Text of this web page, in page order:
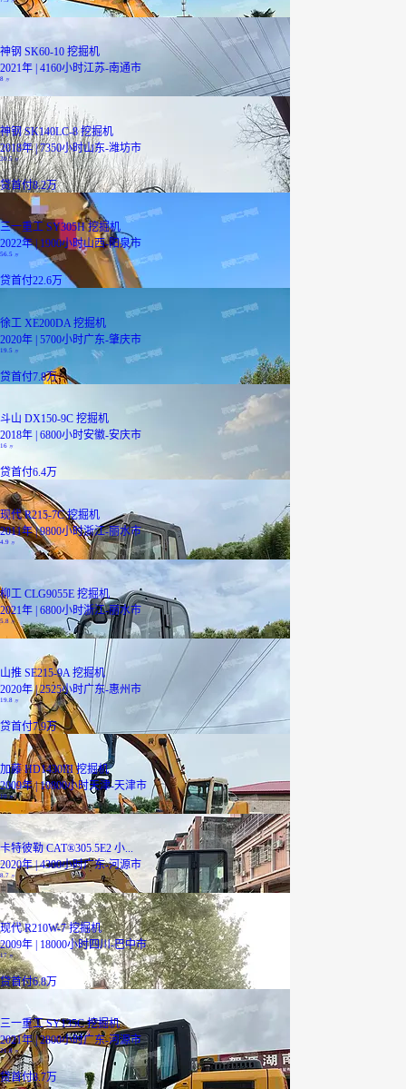
神钢 SK60-10 挖掘机
2021年 | 4160小时江苏-南通市
8 万
神钢 SK140LC-8 挖掘机
2018年 | 7350小时山东-潍坊市
20.5 万
贷首付8.2万
三一重工 SY305H 挖掘机
2022年 | 1900小时山西-阳泉市
56.5 万
贷首付22.6万
徐工 XE200DA 挖掘机
2020年 | 5700小时广东-肇庆市
19.5
贷首付7.8万
斗山 DX150-9C 挖掘机
2018年 | 6800小时安徽-安庆市
16 万
贷首付6.4万
现代 R215-7C 挖掘机
2011年 | 9800小时浙江-丽水市
4.9
柳工 CLG9055E 挖掘机
2021年 | 6800小时浙江-丽水市
5.8 万
山推 SE215-9A 挖掘机
2020年 | 2525小时广东-惠州市
19.8 万
贷首付7.9万
加藤 HD1430III 挖掘机
2009年 | 10800小时天津-天津市
10万
卡特彼勒 CAT®305.5E2 小...
2020年 | 4300小时广东-河源市
8.7 万
现代 R210W-7 挖掘机
2009年 | 18000小时四川-巴中市
17万
贷首付6.8万
三一重工 SY135C 挖掘机
2021年 | 2800小时广东-河源市
21.8 万
贷首付8.7万